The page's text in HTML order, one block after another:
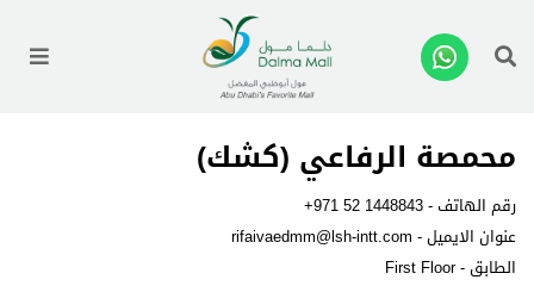
محمصة الرفاعي (كشك)
رقم الهاتف -+971 52 1448843
عنوان الايميل - rifaivaedmm@lsh-intt.com
الطابق - First Floor